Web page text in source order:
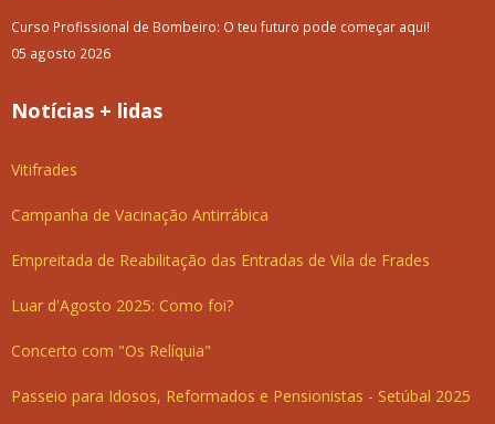
Curso Profissional de Bombeiro: O teu futuro pode começar aqui!
05 agosto 2026
Notícias + lidas
Vitifrades
Campanha de Vacinação Antirrábica
Empreitada de Reabilitação das Entradas de Vila de Frades
Luar d'Agosto 2025: Como foi?
Concerto com "Os Relíquia"
Passeio para Idosos, Reformados e Pensionistas - Setúbal 2025